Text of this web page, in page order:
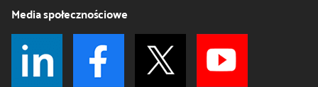
Media społecznościowe